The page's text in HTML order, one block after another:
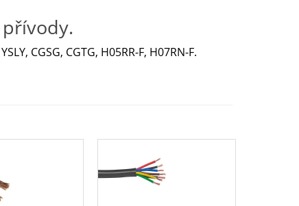
CGSG, CGTG, H05RR-F, H07RN-F.